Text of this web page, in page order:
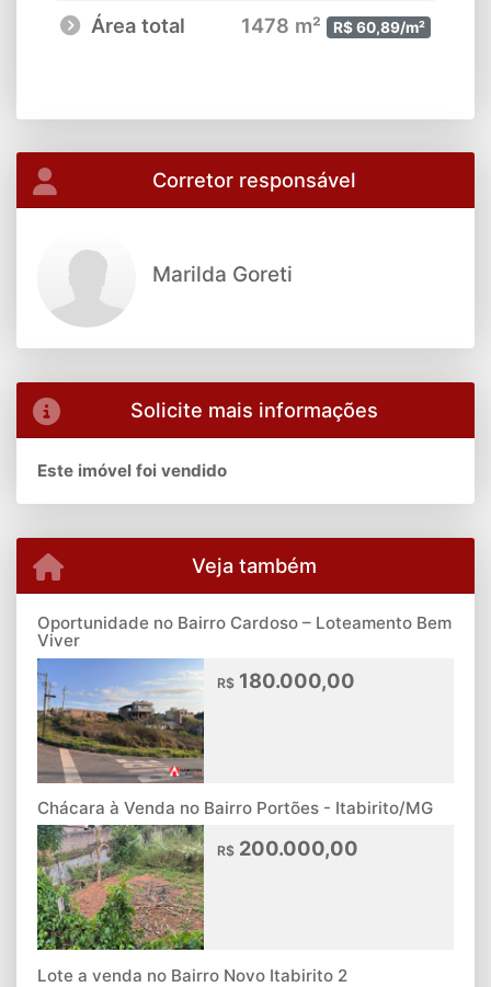
Área total
1478 m² R$ 60,89/m²
Corretor responsável
Marilda Goreti
Solicite mais informações
Este imóvel foi vendido
Veja também
Oportunidade no Bairro Cardoso – Loteamento Bem
Viver
R$ 180.000,00
Chácara à Venda no Bairro Portões - Itabirito/MG
R$ 200.000,00
Lote a venda no Bairro Novo Itabirito 2